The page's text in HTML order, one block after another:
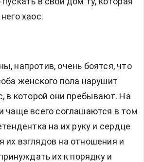
хаос.
напротив, очень боятся, что
женского пола нарушит
в которой они пребывают. На
чаще всего соглашаются в том
на их руку и сердце
их взглядов на отношения и
их к порядку и